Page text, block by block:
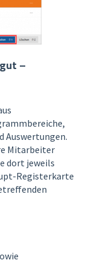
–
Auswertungen.
Mitarbeiter
dort jeweils
Registerkarte